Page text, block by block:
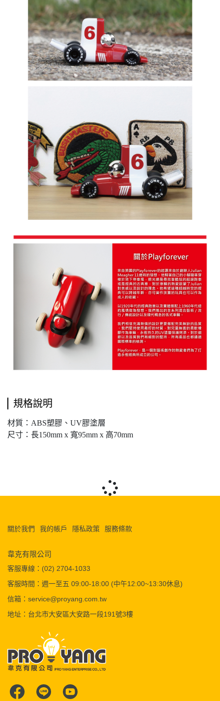
規格說明
材質：ABS塑膠、UV膠塗層
尺寸：長150mm x 寬95mm x 高70mm
關於我們 我的帳戶 隱私政策 服務條款
韋克有限公司
客服專線：(02) 2704-1033
客服時間：週一至五 09:00-18:00 (中午12:00~13:30休息)
信箱：service@proyang.com.tw
地址：台北市大安區大安路一段191號3樓